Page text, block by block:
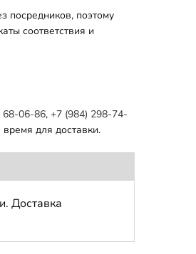
посредников, поэтому
соответствия и
68-06-86, +7 (984) 298-74-
для доставки.
Доставка